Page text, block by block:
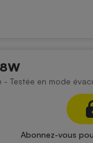
- Testée en mode
Abonnez-vous